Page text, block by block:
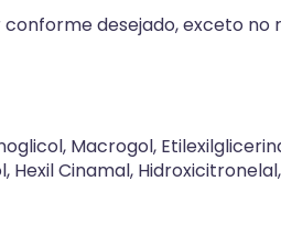
desejado, exceto no
Macrogol,
Hexil Cinamal,